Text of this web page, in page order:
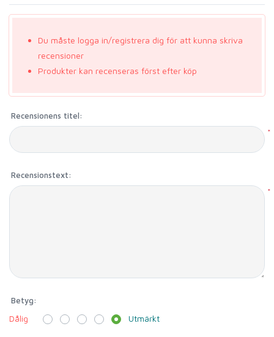
Du måste logga in/registrera dig för att kunna skriva
recensioner
Produkter kan recenseras först efter köp
Recensionens titel:
*
Recensionstext:
*
Betyg:
Dålig Utmärkt